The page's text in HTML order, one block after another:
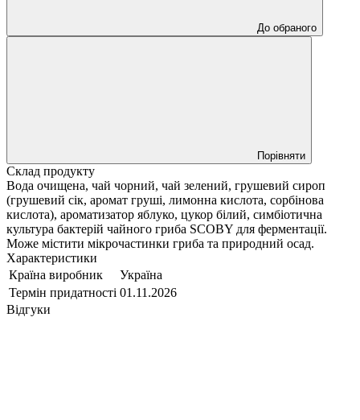
До обраного
Порівняти
Склад продукту
Вода очищена, чай чорний, чай зелений, грушевий сироп
(грушевий сік, аромат груші, лимонна кислота, сорбінова
кислота), ароматизатор яблуко, цукор білий, симбіотична
культура бактерій чайного гриба SCOBY для ферментації.
Може містити мікрочастинки гриба та природний осад.
Характеристики
Країна виробник
Україна
Термін придатності 01.11.2026
Відгуки